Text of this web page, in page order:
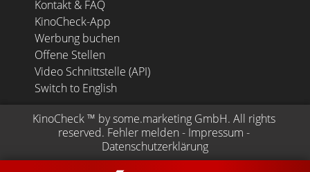
Kontakt & FAQ
KinoCheck-App
Werbung buchen
Offene Stellen
Video Schnittstelle (API)
Switch to English
KinoCheck ™ by some.marketing GmbH. All rights
reserved. Fehler melden - Impressum -
Datenschutzerklärung